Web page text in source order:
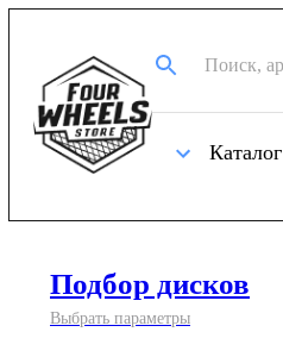
Каталог
Подбор дисков
Выбрать параметры